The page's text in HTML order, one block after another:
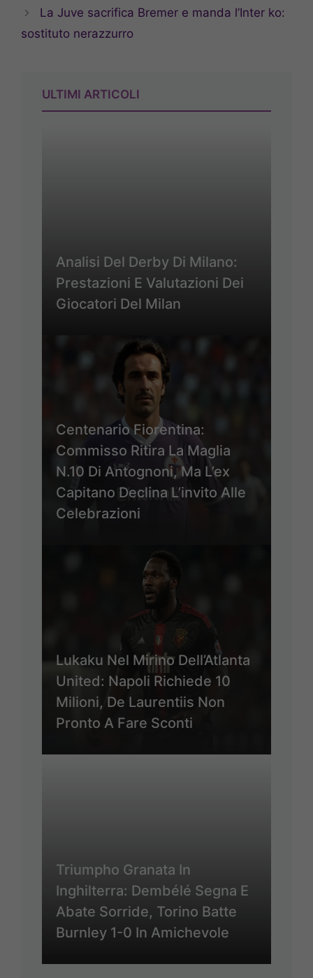
La Juve sacrifica Bremer e manda l’Inter ko:
sostituto nerazzurro
ULTIMI ARTICOLI
Analisi Del Derby Di Milano:
Prestazioni E Valutazioni Dei
Giocatori Del Milan
Centenario Fiorentina:
Commisso Ritira La Maglia
N.10 Di Antognoni, Ma L’ex
Capitano Declina L’invito Alle
Celebrazioni
Lukaku Nel Mirino Dell’Atlanta
United: Napoli Richiede 10
Milioni, De Laurentiis Non
Pronto A Fare Sconti
Triumpho Granata In
Inghilterra: Dembélé Segna E
Abate Sorride, Torino Batte
Burnley 1-0 In Amichevole